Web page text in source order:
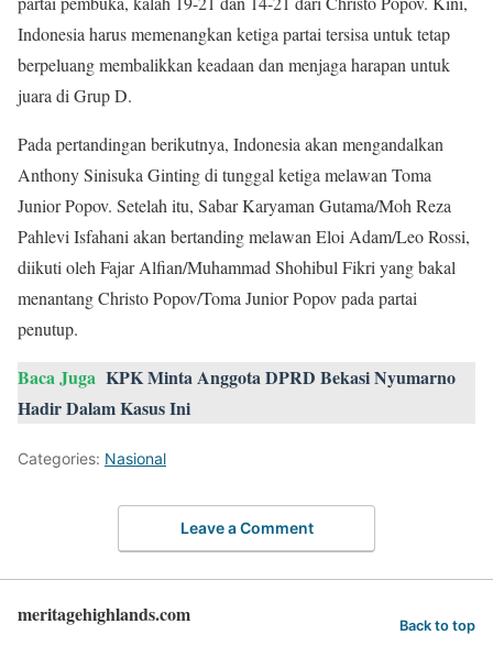
Indonesia harus memenangkan ketiga partai tersisa untuk tetap
berpeluang membalikkan keadaan dan menjaga harapan untuk
juara di Grup D.
Pada pertandingan berikutnya, Indonesia akan mengandalkan
Anthony Sinisuka Ginting di tunggal ketiga melawan Toma
Junior Popov. Setelah itu, Sabar Karyaman Gutama/Moh Reza
Pahlevi Isfahani akan bertanding melawan Eloi Adam/Leo Rossi,
diikuti oleh Fajar Alfian/Muhammad Shohibul Fikri yang bakal
menantang Christo Popov/Toma Junior Popov pada partai
penutup.
Baca Juga KPK Minta Anggota DPRD Bekasi Nyumarno
Hadir Dalam Kasus Ini
Categories: Nasional
Leave a Comment
meritagehighlands.com Back to top